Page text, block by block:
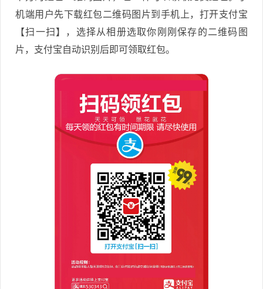
机端用户先下载红包二维码图片到手机上，打开支付宝
【扫一扫】，选择从相册选取你刚刚保存的二维码图
片，支付宝自动识别后即可领取红包。